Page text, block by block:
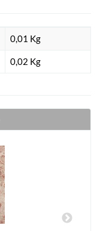
0,01 Kg
0,02 Kg